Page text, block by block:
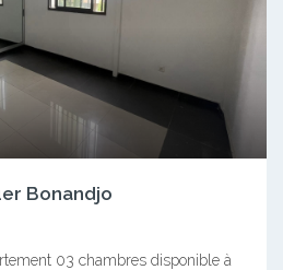
Bonandjo
03 chambres disponible à